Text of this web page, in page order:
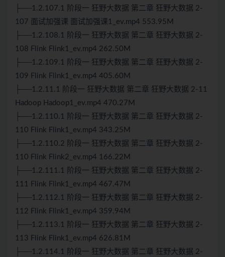
├──1.2.107.1 阶段一 狂野大数据 第二章 狂野大数据 2-
107 面试加强课 面试加强课1_ev.mp4 553.95M
├──1.2.108.1 阶段一 狂野大数据 第二章 狂野大数据 2-
108 Flink Flink 1_ev.mp4 262.50M
├──1.2.109.1 阶段一 狂野大数据 第二章 狂野大数据 2-
109 Flink Flink1_ev.mp4 405.60M
├──1.2.11.1 阶段一 狂野大数据 第二章 狂野大数据 2-11
Hadoop Hadoop1_ev.mp4 470.27M
├──1.2.110.1 阶段一 狂野大数据 第二章 狂野大数据 2-
110 Flink Flink1_ev.mp4 343.25M
├──1.2.110.2 阶段一 狂野大数据 第二章 狂野大数据 2-
110 Flink Flink2_ev.mp4 166.22M
├──1.2.111.1 阶段一 狂野大数据 第二章 狂野大数据 2-
111 Flink Flink1_ev.mp4 467.47M
├──1.2.112.1 阶段一 狂野大数据 第二章 狂野大数据 2-
112 Flink Flink1_ev.mp4 359.94M
├──1.2.113.1 阶段一 狂野大数据 第二章 狂野大数据 2-
113 Flink Flink1_ev.mp4 626.81M
├──1.2.114.1 阶段一 狂野大数据 第二章 狂野大数据 2-